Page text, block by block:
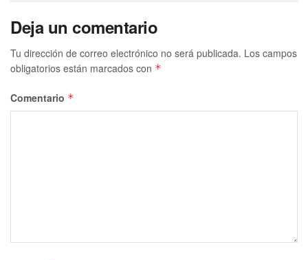
Deja un comentario
Tu dirección de correo electrónico no será publicada. Los campos
obligatorios están marcados con *
Comentario *